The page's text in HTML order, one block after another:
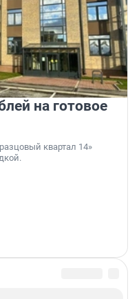
на готовое
квартал 14»